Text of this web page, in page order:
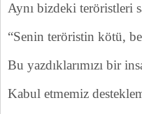
Aynı bizdeki teröristleri
“Senin teröristin kötü,
Bu yazdıklarımızı bir
Kabul etmemiz